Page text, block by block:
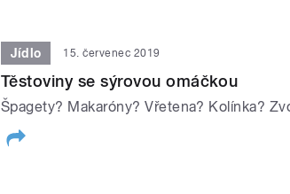
Jídlo 15. červenec 2019
Těstoviny se sýrovou omáčkou
Špagety? Makaróny? Vřetena? Kolínka?